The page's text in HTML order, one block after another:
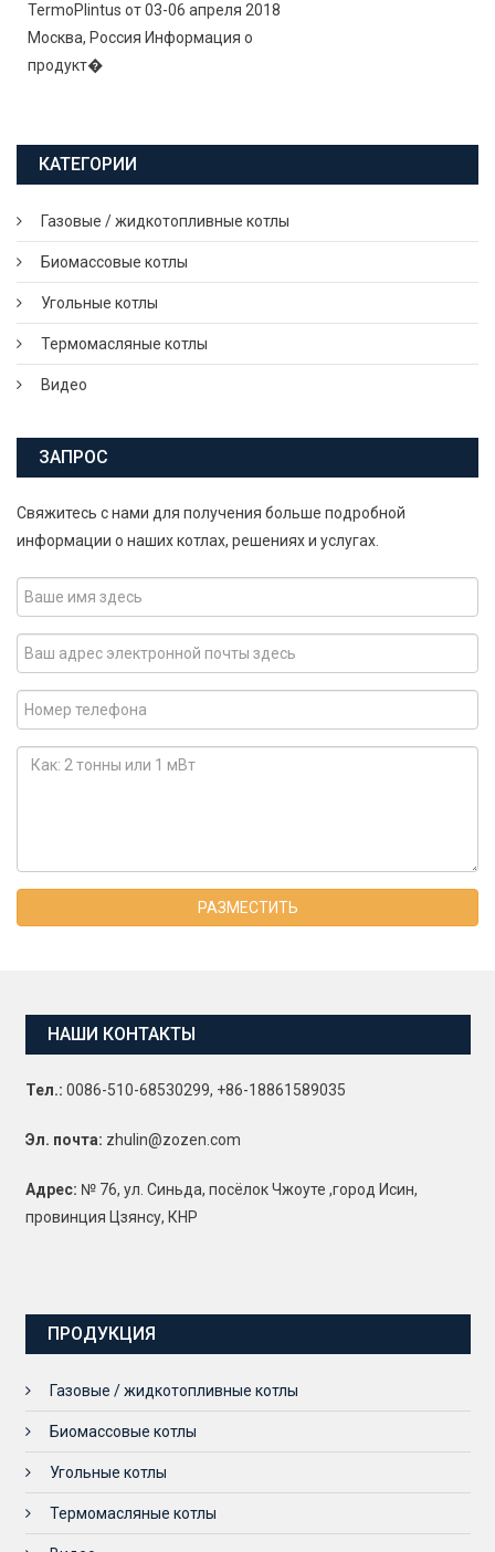
TermoPlintus от 03-06 апреля 2018
Москва, Россия Информация о
продукт�
КАТЕГОРИИ
Газовые / жидкотопливные котлы
Биомассовые котлы
Угольные котлы
Термомасляные котлы
Видео
ЗАПРОС
Свяжитесь с нами для получения больше подробной
информации о наших котлах, решениях и услугах.
РАЗМЕСТИТЬ
НАШИ КОНТАКТЫ
Тел.: 0086-510-68530299, +86-18861589035
Эл. почта: zhulin@zozen.com
Адрес: № 76, ул. Синьда, посёлок Чжоуте ,город Исин,
провинция Цзянсу, КНР
ПРОДУКЦИЯ
Газовые / жидкотопливные котлы
Биомассовые котлы
Угольные котлы
Термомасляные котлы